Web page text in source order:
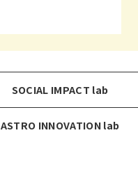
SOCIAL IMPACT lab
ASTRO INNOVATION lab